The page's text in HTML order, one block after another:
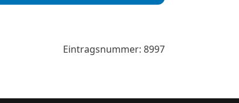
Eintragsnummer: 8997